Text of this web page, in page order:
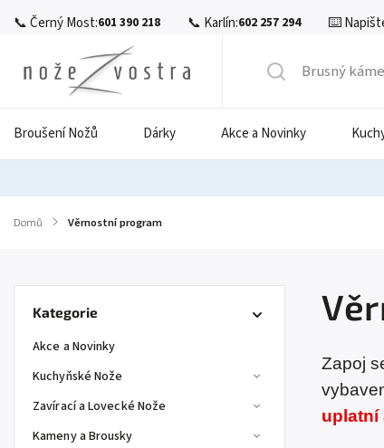
📞 Černý Most:601 390 218 📞 Karlín:602 257 294 ⌨️
Broušení Nožů Dárky Akce a Novinky
Domů / Věrnostní program
Kategorie
Akce a Novinky
Kuchyňské Nože
Zavírací a Lovecké Nože
Kameny a Brousky
Zapoj
uplatní